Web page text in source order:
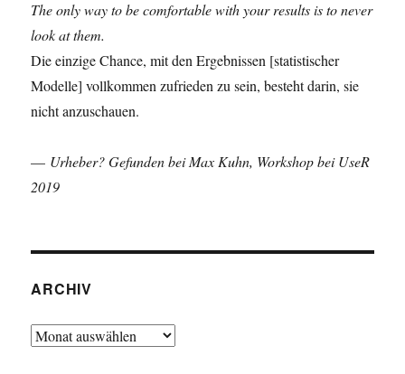
The only way to be comfortable with your results is to never
look at them.
Die einzige Chance, mit den Ergebnissen [statistischer
Modelle] vollkommen zufrieden zu sein, besteht darin, sie
nicht anzuschauen.
— Urheber? Gefunden bei Max Kuhn, Workshop bei UseR
2019
ARCHIV
Archiv